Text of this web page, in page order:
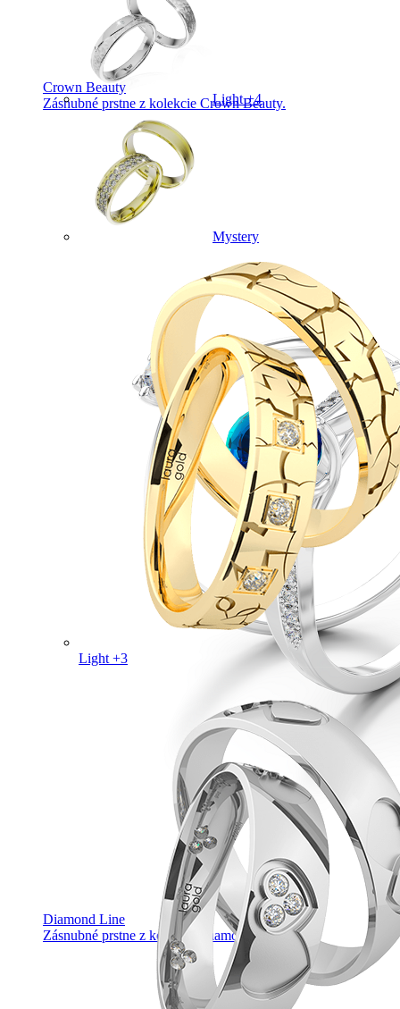
Crown Beauty
Zásnubné prstne z kolekcie Crown Beauty.
Diamond Line
Zásnubné prstne z kolekcie Diamonds line.
Light +4
Mystery
Light +3